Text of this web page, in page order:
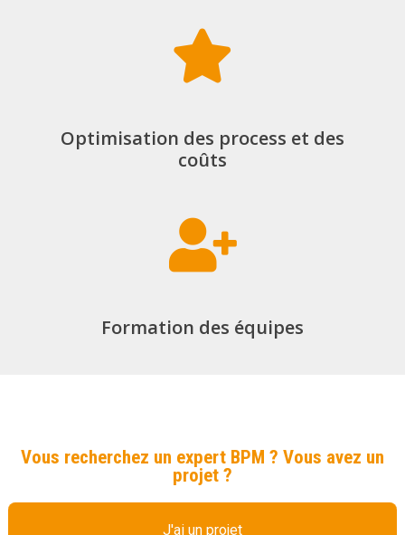
Optimisation des process et des
coûts
Formation des équipes
Vous recherchez un expert BPM ? Vous avez un
projet ?
J'ai un projet